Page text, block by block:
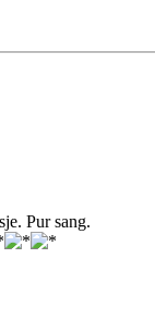
Pur sang.